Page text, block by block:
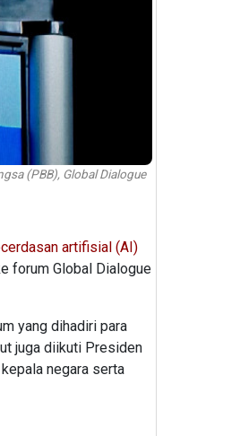
(PBB), Global Dialogue
artifisial (AI)
forum Global Dialogue
yang dihadiri para
juga diikuti Presiden
negara serta